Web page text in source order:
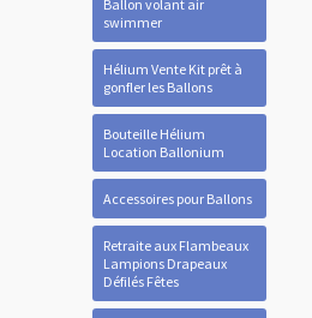
Ballon volant air
swimmer
Hélium Vente Kit prêt à
gonfler les Ballons
Bouteille Hélium
Location Ballonium
Accessoires pour Ballons
Retraite aux Flambeaux
Lampions Drapeaux
Défilés Fêtes